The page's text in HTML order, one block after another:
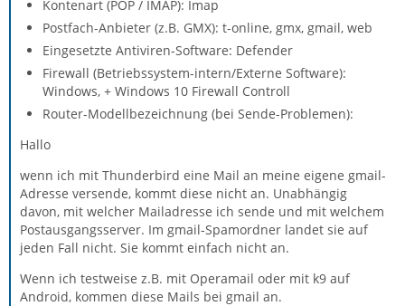
Kontenart (POP / IMAP): Imap
Postfach-Anbieter (z.B. GMX): t-online, gmx, gmail, web
Eingesetzte Antiviren-Software: Defender
Firewall (Betriebssystem-intern/Externe Software):
Windows, + Windows 10 Firewall Controll
Router-Modellbezeichnung (bei Sende-Problemen):
Hallo
wenn ich mit Thunderbird eine Mail an meine eigene gmail-
Adresse versende, kommt diese nicht an. Unabhängig
davon, mit welcher Mailadresse ich sende und mit welchem
Postausgangsserver. Im gmail-Spamordner landet sie auf
jeden Fall nicht. Sie kommt einfach nicht an.
Wenn ich testweise z.B. mit Operamail oder mit k9 auf
Android, kommen diese Mails bei gmail an.